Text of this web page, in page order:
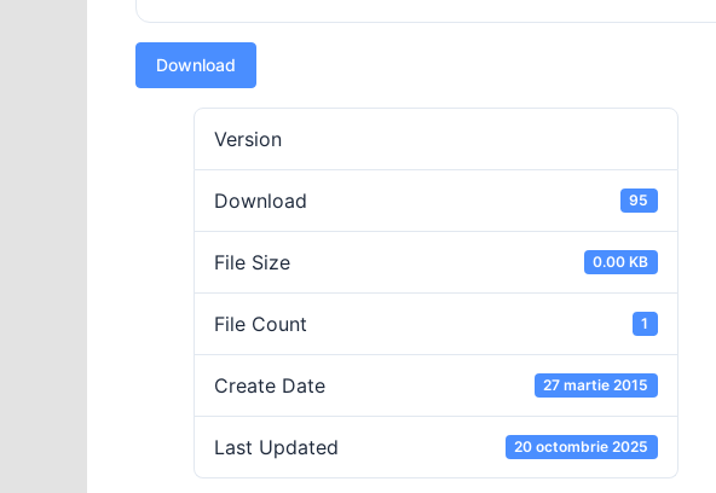
Download
Version
Download 95
File Size 0.00 KB
File Count 1
Create Date 27 martie 2015
Last Updated 20 octombrie 2025